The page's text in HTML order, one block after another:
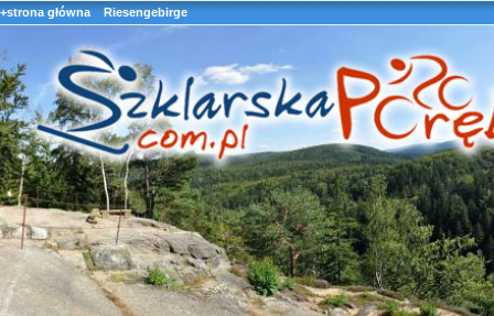
+strona główna Riesengebirge